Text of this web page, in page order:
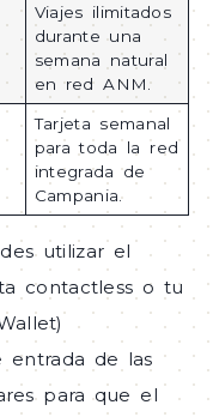
Viajes ilimitados
durante una
semana natural
en red ANM.
Tarjeta semanal
para toda la red
integrada de
Campania.
utilizar el
contactless o tu
entrada de las
para que el